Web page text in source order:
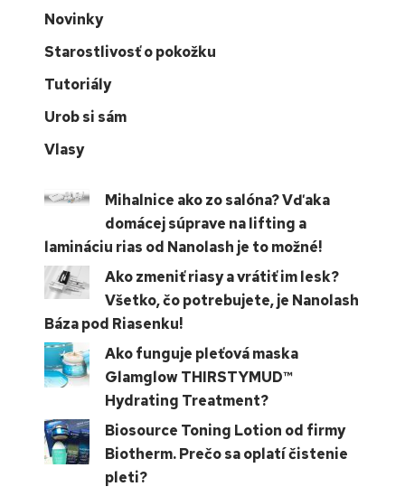
Novinky
Starostlivosť o pokožku
Tutoriály
Urob si sám
Vlasy
Mihalnice ako zo salóna? Vďaka
domácej súprave na lifting a
lamináciu rias od Nanolash je to možné!
Ako zmeniť riasy a vrátiť im lesk?
Všetko, čo potrebujete, je Nanolash
Báza pod Riasenku!
Ako funguje pleťová maska
Glamglow THIRSTYMUD™
Hydrating Treatment?
Biosource Toning Lotion od firmy
Biotherm. Prečo sa oplatí čistenie
pleti?